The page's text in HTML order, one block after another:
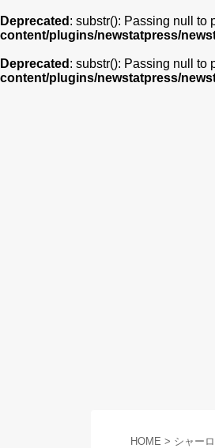
Deprecated : substr(): Passing null to
content/plugins/newstatpress/
Deprecated : substr(): Passing null to
content/plugins/newstatpress/
HOME > シャー